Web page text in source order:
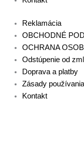
Reklamácia
OBCHODNÉ
OCHRANA
Odstúpenie od
Doprava a platby
Zásady
Kontakt